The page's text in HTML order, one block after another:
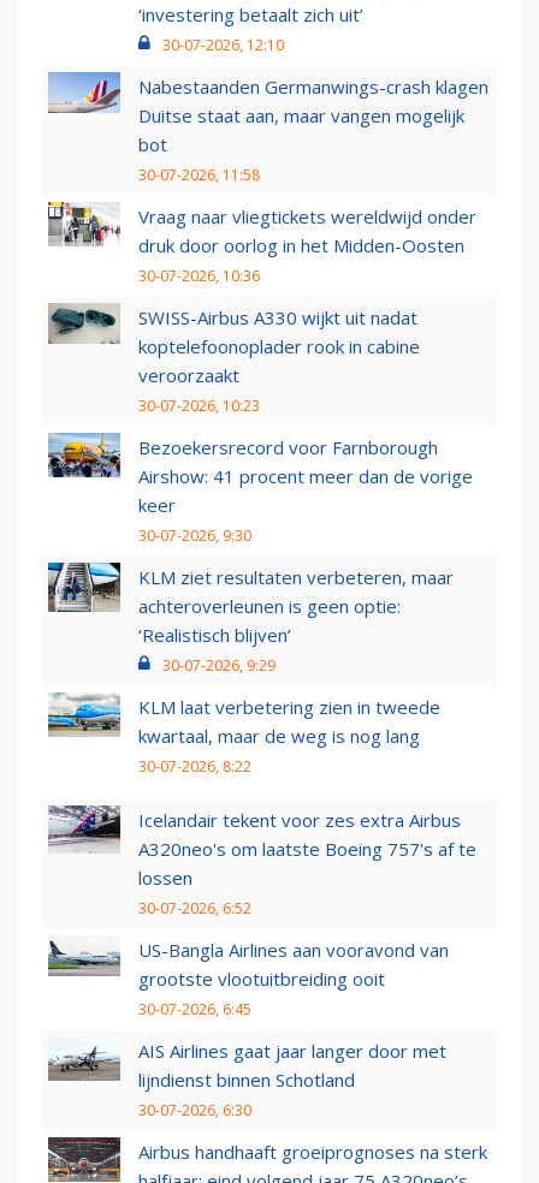
‘investering betaalt zich uit’
30-07-2026, 12:10
Nabestaanden Germanwings-crash klagen
Duitse staat aan, maar vangen mogelijk
bot
30-07-2026, 11:58
Vraag naar vliegtickets wereldwijd onder
druk door oorlog in het Midden-Oosten
30-07-2026, 10:36
SWISS-Airbus A330 wijkt uit nadat
koptelefoonoplader rook in cabine
veroorzaakt
30-07-2026, 10:23
Bezoekersrecord voor Farnborough
Airshow: 41 procent meer dan de vorige
keer
30-07-2026, 9:30
KLM ziet resultaten verbeteren, maar
achteroverleunen is geen optie:
‘Realistisch blijven’
30-07-2026, 9:29
KLM laat verbetering zien in tweede
kwartaal, maar de weg is nog lang
30-07-2026, 8:22
Icelandair tekent voor zes extra Airbus
A320neo's om laatste Boeing 757's af te
lossen
30-07-2026, 6:52
US-Bangla Airlines aan vooravond van
grootste vlootuitbreiding ooit
30-07-2026, 6:45
AIS Airlines gaat jaar langer door met
lijndienst binnen Schotland
30-07-2026, 6:30
Airbus handhaaft groeiprognoses na sterk